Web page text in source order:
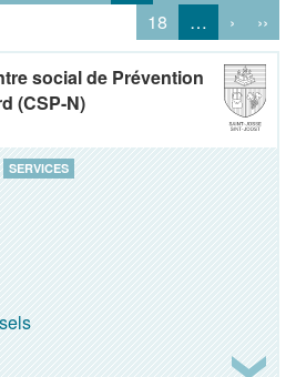
18
… › ››
social de Prévention
(CSP-N)
SERVICES